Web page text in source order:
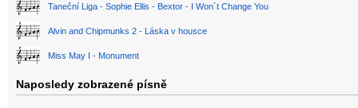
Taneční Liga - Sophie Ellis - Bextor - I Won´t Change You
Alvin and Chipmunks 2 - Láska v housce
Miss May I - Monument
Naposledy zobrazené písně